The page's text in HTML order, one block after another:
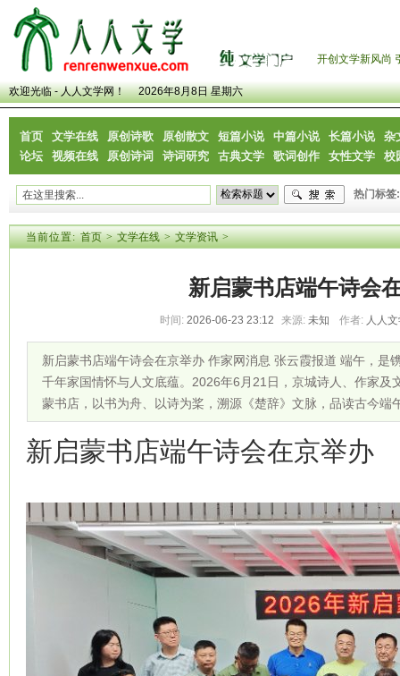
开创文学新风尚
欢迎光临 - 人人文学网！ 2026年8月8日 星期六
首页 文学在线 原创诗歌 原创散文 短篇小说 中篇小说 长篇小说
杂
论坛
视频在线 原创诗词 诗词研究 古典文学 歌词创作 女性文学 校
热门标签:
当前位置: 首页>文学在线>文学资讯>
新启蒙书店端午诗会
时间: 2026-06-23 23:12 来源: 未知 作者: 人人
新启蒙书店端午诗会在京举办 作家网消息 张云霞报道 端午，是
千年家国情怀与人文底蕴。2026年6月21日，京城诗人、作家及
蒙书店，以书为舟、以诗为桨，溯源《楚辞》文脉，品读古今端
新启蒙书店端午诗会在京举办